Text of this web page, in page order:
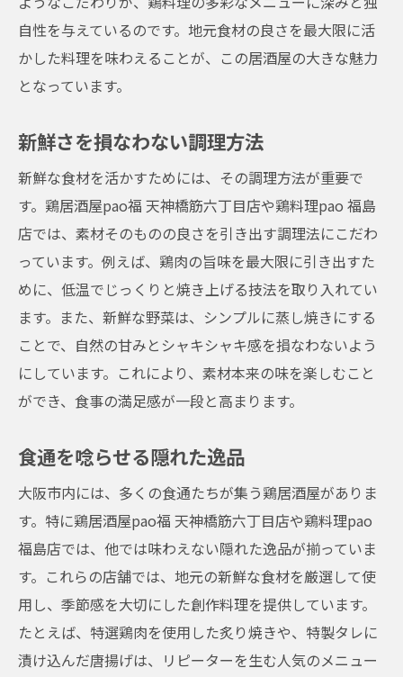
自性を与えているのです。地元食材の良さを最大限に活
かした料理を味わえることが、この居酒屋の大きな魅力
となっています。
新鮮さを損なわない調理方法
新鮮な食材を活かすためには、その調理方法が重要で
す。鶏居酒屋pao福 天神橋筋六丁目店や鶏料理pao 福島
店では、素材そのものの良さを引き出す調理法にこだわ
っています。例えば、鶏肉の旨味を最大限に引き出すた
めに、低温でじっくりと焼き上げる技法を取り入れてい
ます。また、新鮮な野菜は、シンプルに蒸し焼きにする
ことで、自然の甘みとシャキシャキ感を損なわないよう
にしています。これにより、素材本来の味を楽しむこと
ができ、食事の満足感が一段と高まります。
食通を唸らせる隠れた逸品
大阪市内には、多くの食通たちが集う鶏居酒屋がありま
す。特に鶏居酒屋pao福 天神橋筋六丁目店や鶏料理pao
福島店では、他では味わえない隠れた逸品が揃っていま
す。これらの店舗では、地元の新鮮な食材を厳選して使
用し、季節感を大切にした創作料理を提供しています。
たとえば、特選鶏肉を使用した炙り焼きや、特製タレに
漬け込んだ唐揚げは、リピーターを生む人気のメニュー